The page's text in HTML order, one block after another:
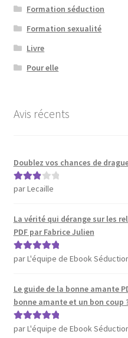
Formation séduction
Formation sexualité
Livre
Pour elle
Avis récents
Doublez vos chances de
Note3
par Lecaille
La vérité qui dérange sur les
PDF par Fabrice Julien
Note5sur 5
par L'équipe de Ebook
Le guide de la bonne amante
bonne amante et un bon coup
Note5sur 5
par L'équipe de Ebook